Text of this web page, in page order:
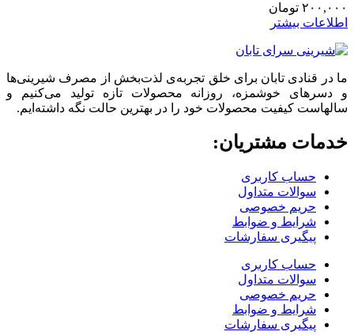
۲۰۰,۰۰۰ تومان
اطلاعات بیشتر
ما در قنادی تابان برای خلق تجربه‌ی لذت‌بخش از مصرف شیرینی‌ها
و دسرهای خوشمزه، روزانه محصولات تازه تولید می‌کنیم و
سالهاست کیفیت محصولات خود را در بهترین حالت نگه داشته‌ایم.
خدمات مشتریان:
حساب کاربری
سوالات متداول
حریم خصوصی
شرایط و ضوابط
پیگیری سفارشات
حساب کاربری
سوالات متداول
حریم خصوصی
شرایط و ضوابط
پیگیری سفارشات